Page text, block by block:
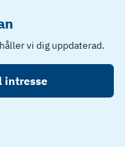
vi dig uppdaterad.
intresse